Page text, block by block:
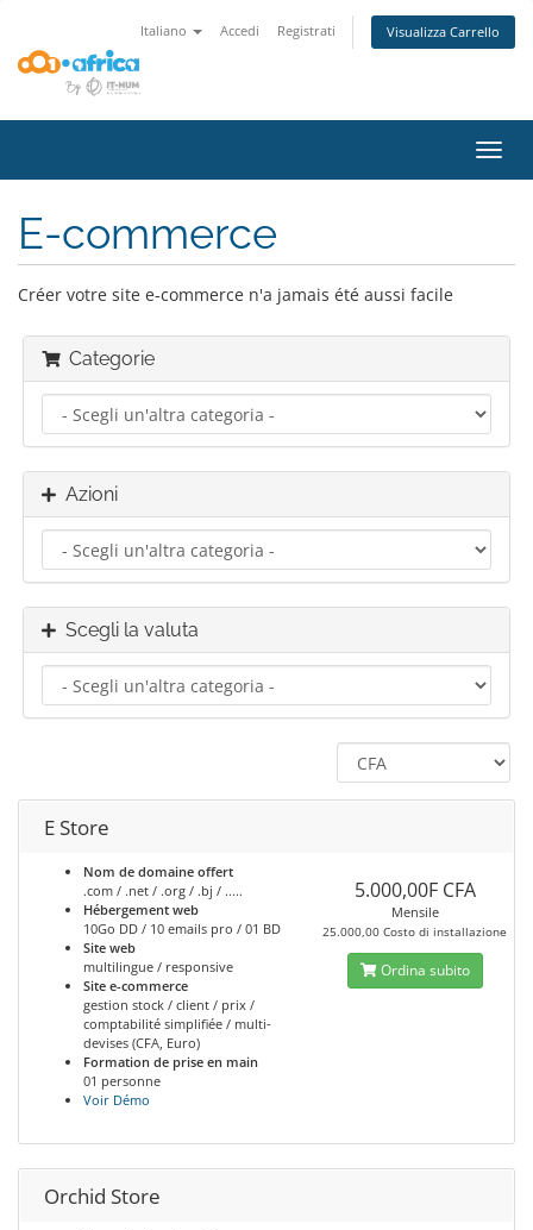
Italiano Accedi Registrati Visualizza Carrello
Attiva
E-commerce
Créer votre site e-commerce n'a jamais été aussi facile
Categorie
Azioni
Scegli la valuta
E Store
Nom de domaine offert
.com / .net / .org / .bj / .....
Hébergement web
10Go DD / 10 emails pro / 01 BD
Site web
multilingue / responsive
Site e-commerce
gestion stock / client / prix /
comptabilité simplifiée / multi-
devises (CFA, Euro)
Formation de prise en main
01 personne
Voir Démo
5.000,00F CFA
Mensile
25.000,00 Costo di installazione
Ordina subito
Orchid Store